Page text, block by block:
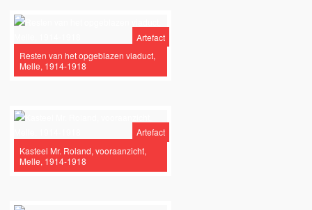
Artefact
Resten van het opgeblazen viaduct,
Melle, 1914-1918
Artefact
Kasteel Mr. Roland, vooraanzicht,
Melle, 1914-1918